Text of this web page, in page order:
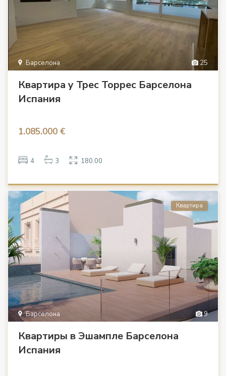
25
Барселона
Квартира у Трес Торрес Барселона
Испания
1.085.000 €
4 3 180.00
9
Барселона
Квартира
Квартиры в Эшампле Барселона
Испания